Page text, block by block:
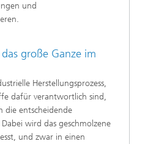
und
große Ganze im
Herstellungsprozess,
dafür verantwortlich sind,
die entscheidende
wird das geschmolzene
und zwar in einen